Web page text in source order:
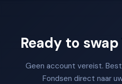
Ready to
Geen account vereist.
Fondsen direct naar